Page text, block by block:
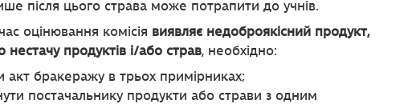
після цього страва може потрапити до учнів.
оцінювання комісія виявляє недоброякісний продукт,
нестачу продуктів і/або страв, необхідно:
акт бракеражу в трьох примірниках;
постачальнику продукти або страви з одним